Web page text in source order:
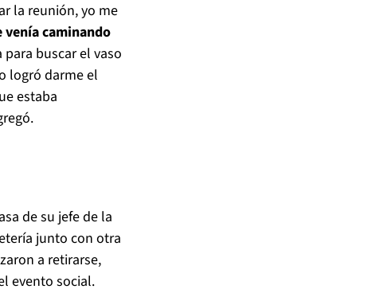
la reunión, yo me
caminando
para buscar el vaso
logró darme el
estaba
de su jefe de la
junto con otra
a retirarse,
evento social.